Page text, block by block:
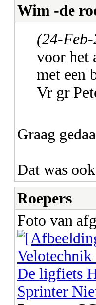
Wim -de
(24-
voor het
met een
Vr gr
Graag
Dat was
Roepers
Foto van
De ligfiets
Sprinter